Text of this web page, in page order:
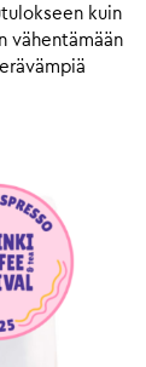
kuin
vähentämään